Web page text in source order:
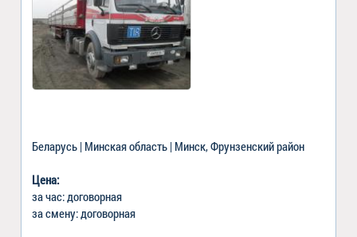
Беларусь | Минская область | Минск, Фрунзенский район
Цена:
за час: договорная
за смену: договорная